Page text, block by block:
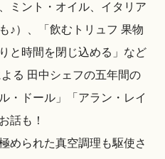
ミント・オイル、イタリア
♪）、「飲むトリュフ 果物
と時間を閉じ込める」など
る 田中シェフの五年間の
・ドール」「アラン・レイ
話も！
められた真空調理も駆使さ